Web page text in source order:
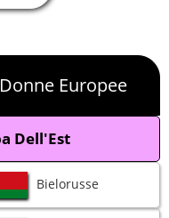
Europee
Dell'Est
Bielorusse